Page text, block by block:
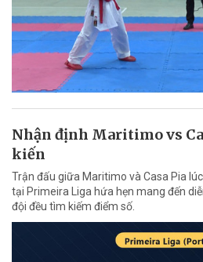
Nhận định Maritimo vs
kiến
Trận đấu giữa Maritimo và Casa Pia
tại Primeira Liga hứa hẹn mang đến
đội đều tìm kiếm điểm số.